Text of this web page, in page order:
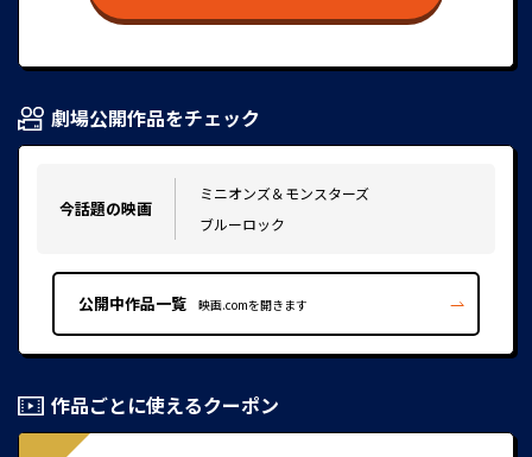
劇場公開作品をチェック
今話題の映画
ミニオンズ＆モンスターズ
ブルーロック
公開中作品一覧 映画.comを開きます
作品ごとに使えるクーポン